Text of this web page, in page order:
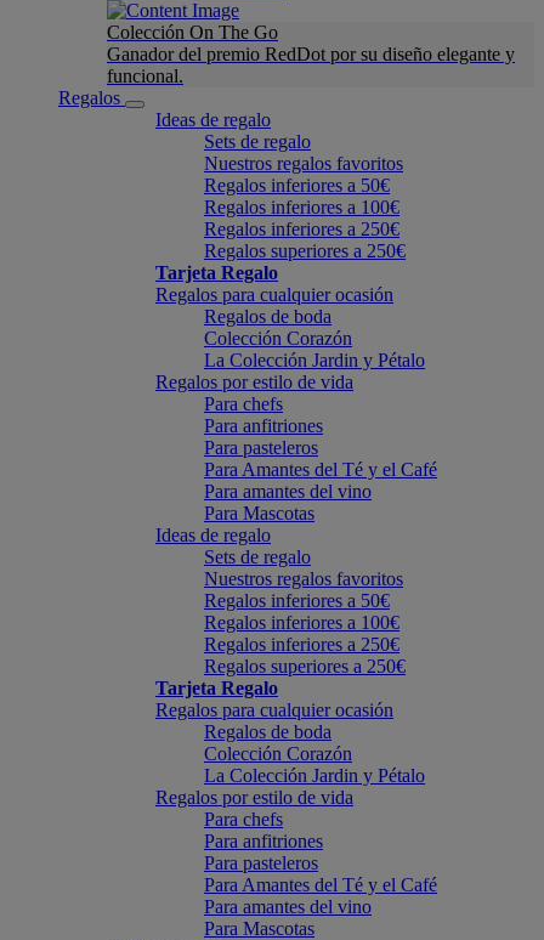
Colección On The Go
Ganador del premio RedDot por su diseño elegante y
funcional.
Regalos
Ideas de regalo
Sets de regalo
Nuestros regalos favoritos
Regalos inferiores a 50€
Regalos inferiores a 100€
Regalos inferiores a 250€
Regalos superiores a 250€
Tarjeta Regalo
Regalos para cualquier ocasión
Regalos de boda
Colección Corazón
La Colección Jardin y Pétalo
Regalos por estilo de vida
Para chefs
Para anfitriones
Para pasteleros
Para Amantes del Té y el Café
Para amantes del vino
Para Mascotas
Ideas de regalo
Sets de regalo
Nuestros regalos favoritos
Regalos inferiores a 50€
Regalos inferiores a 100€
Regalos inferiores a 250€
Regalos superiores a 250€
Tarjeta Regalo
Regalos para cualquier ocasión
Regalos de boda
Colección Corazón
La Colección Jardin y Pétalo
Regalos por estilo de vida
Para chefs
Para anfitriones
Para pasteleros
Para Amantes del Té y el Café
Para amantes del vino
Para Mascotas